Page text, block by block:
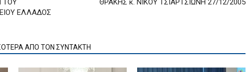
ΤΟΥ
ΕΛΛΑΔΟΣ
ΘΡΑΚΗΣ κ. ΝΙΚΟΥ ΤΣΙΑΡΤΣΙΩΝΗ 27/12/2005
ΑΠΟ ΤΟΝ ΣΥΝΤΑΚΤΗ